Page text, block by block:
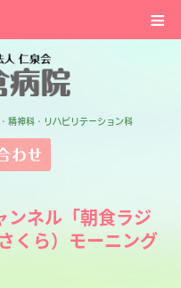
≡
精神科・リハビリテーション科
ネル「朝食ラジ
くら）モーニング